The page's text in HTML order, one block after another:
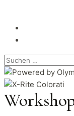
Suchen
nach: